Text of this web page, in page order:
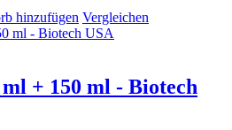
hinzufügen Vergleichen
+ 150 ml - Biotech